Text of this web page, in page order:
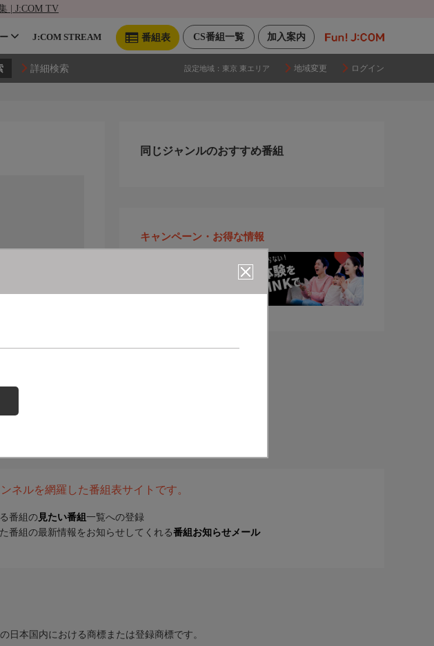
| J:COM TV
加入案内
CS番組一覧
番組表
J:COM STREAM
詳細検索 設定地域： 東京 東エリア 地域変更 ログイン
同じジャンルのおすすめ番組
キャンペーン・お得な情報
ネルを網羅した番組表サイトです。
番組の 見たい番組 一覧への登録
番組の最新情報をお知らせしてくれる番組お知らせメール
日本国内における商標または登録商標です。